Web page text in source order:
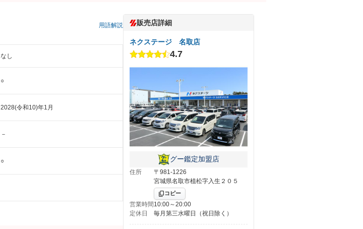
用語解説
なし
○
2028(令和10)年1月
－
○
販売店詳細
ネクステージ 名取店
4.7
グー鑑定加盟店
住所
〒981-1226
宮城県名取市植松字入生２０５
コピー
営業時間10:00～20:00
定休日
毎月第三水曜日（祝日除く）